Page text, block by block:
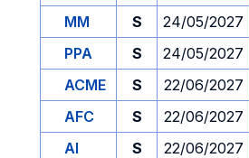
MM
S 24/05/2027
PPA
S 24/05/2027
ACME
S 22/06/2027
AFC
S 22/06/2027
AI
S 22/06/2027